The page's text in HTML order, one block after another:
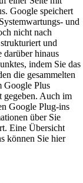
Google speichert
und
nicht nach
und
darüber hinaus
indem Sie das
die gesammelten
Google Plus
gegeben. Auch im
Google Plug-ins
über Sie
Eine Übersicht
können Sie hier